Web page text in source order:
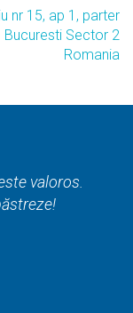
nr 15, ap 1, parter
Bucuresti Sector 2
Romania
valoros.